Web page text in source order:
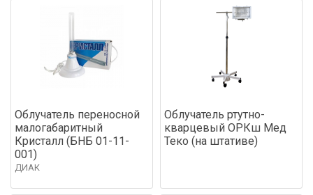
Облучатель переносной
малогабаритный
Кристалл (БНБ 01-11-
001)
ДИАК
Облучатель ртутно-
кварцевый ОРКш Мед
Теко (на штативе)